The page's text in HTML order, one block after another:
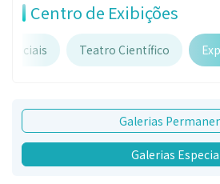
Centro de Exibições
Teatro Científico
Galerias
Galerias